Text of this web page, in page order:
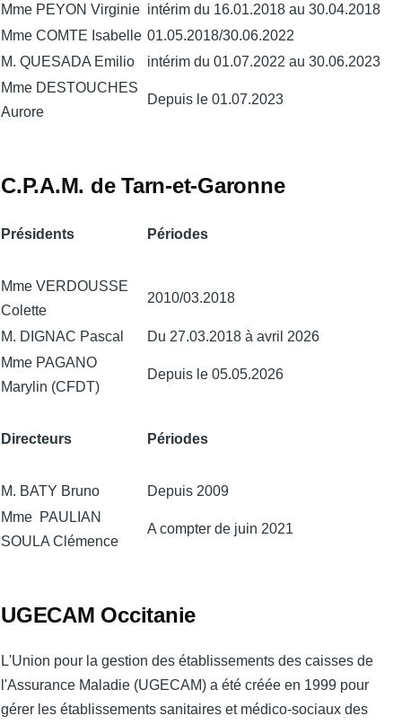
Mme PEYON Virginie intérim du 16.01.2018 au 30.04.2018
Mme COMTE Isabelle 01.05.2018/30.06.2022
M. QUESADA Emilio
intérim du 01.07.2022 au 30.06.2023
Mme DESTOUCHES
Aurore
Depuis le 01.07.2023
C.P.A.M. de Tarn-et-Garonne
Présidents Périodes
Mme VERDOUSSE
Colette
2010/03.2018
M. DIGNAC Pascal
Du 27.03.2018 à avril 2026
Mme PAGANO
Marylin (CFDT)
Depuis le 05.05.2026
Directeurs Périodes
M. BATY Bruno
Depuis 2009
Mme PAULIAN
SOULA Clémence
A compter de juin 2021
UGECAM Occitanie
L'Union pour la gestion des établissements des caisses de
l'Assurance Maladie (UGECAM) a été créée en 1999 pour
gérer les établissements sanitaires et médico-sociaux des